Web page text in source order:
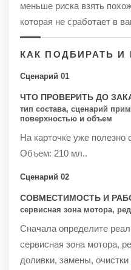
меньше риска взять
которая не сработает в
КАК ПОДБИРАТЬ И
Сценарий 01
ЧТО ПРОВЕРИТЬ ДО
тип состава, сценарий
поверхностью и объем
На карточке уже полезно
Объем: 210 мл..
Сценарий 02
СОВМЕСТИМОСТЬ И
сервисная зона мотора,
Сначала определите
сервисная зона мотора,
доливки, замены,